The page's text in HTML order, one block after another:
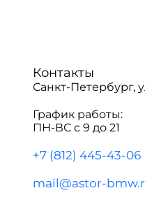
Контакты
Санкт-Петербург,
График работы:
ПН-ВС с 9 до 21
+7 (812) 445-43-06
mail@astor-